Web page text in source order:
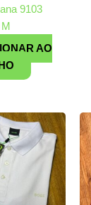
9103
AO